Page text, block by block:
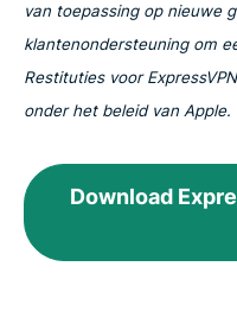
van toepassing op nieuwe
klantenondersteuning om
Restituties voor
onder het beleid van Apple.
Download